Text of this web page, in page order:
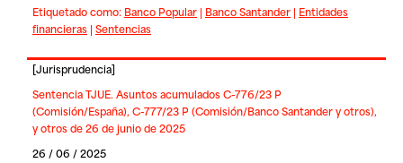
Etiquetado como: Banco Popular| Banco Santander| Entidades
financieras| Sentencias
[Jurisprudencia]
Sentencia TJUE. Asuntos acumulados C-776/23 P
(Comisión/España), C-777/23 P (Comisión/Banco Santander y otros),
y otros de 26 de junio de 2025
26 / 06 / 2025